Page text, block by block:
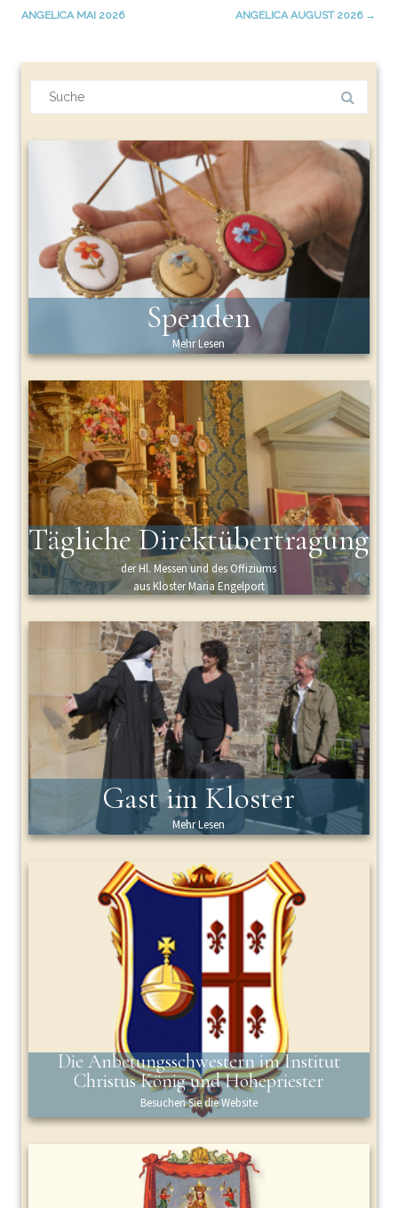
ANGELICA MAI 2026
ANGELICA AUGUST 2026 →
Spenden
Mehr Lesen
Tägliche Direktübertragung
der Hl. Messen und des Offiziums
aus Kloster Maria Engelport
Gast im Kloster
Mehr Lesen
Die Anbetungsschwestern im Institut
Christus König und Hohepriester
Besuchen Sie die Website